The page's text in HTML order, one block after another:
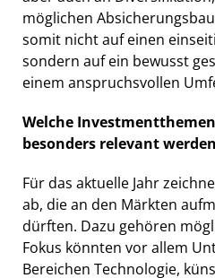
möglichen
somit nicht auf einen
sondern auf ein bewusst
einem anspruchsvollen
Welche
besonders relevant
Für das aktuelle Jahr
ab, die an den Märkten
dürften. Dazu gehören
Fokus könnten vor allem
Bereichen Technologie,